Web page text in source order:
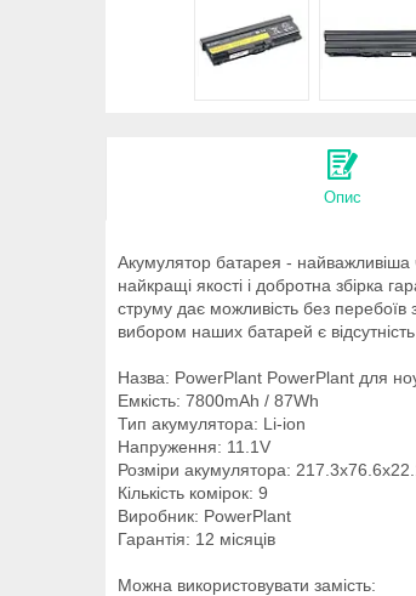
Опис
Акумулятор батарея - найважливіша
найкращі якості і добротна збірка
струму дає можливість без
вибором наших батарей є
Назва: PowerPlant PowerPlant для
Емкість: 7800mAh / 87Wh
Тип акумулятора: Li-ion
Напруження: 11.1V
Розміри акумулятора:
Кількість комірок: 9
Виробник: PowerPlant
Гарантія: 12 місяців
Можна використовувати замість: